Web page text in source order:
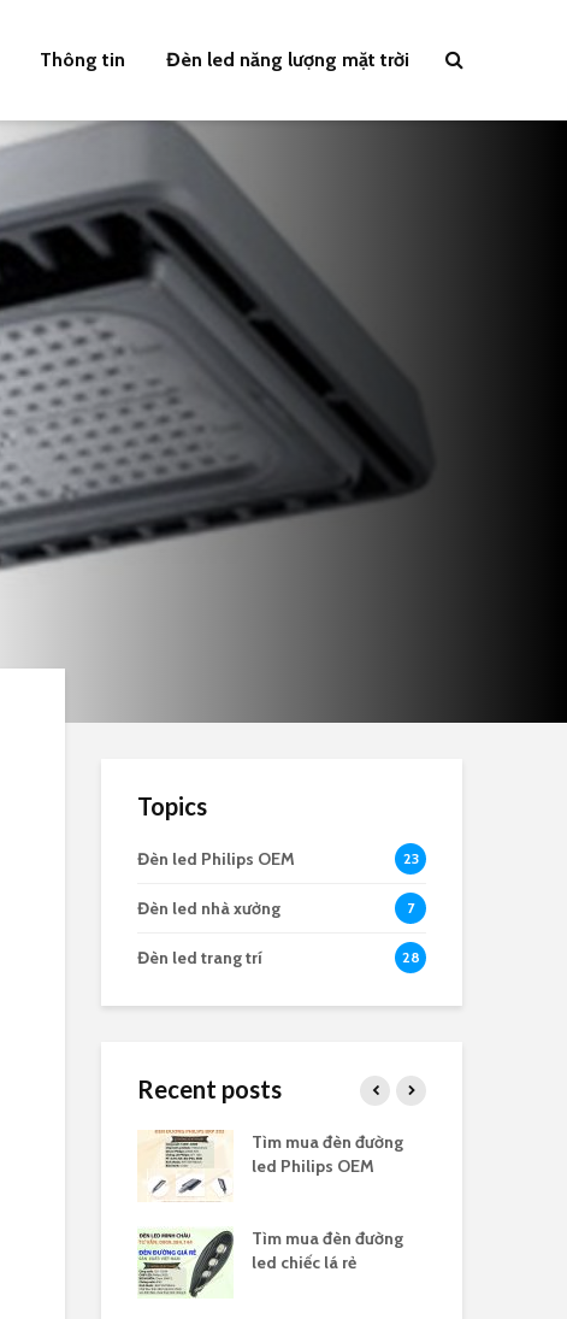
Thông tin Đèn led năng lượng mặt trời
Topics
Đèn led Philips OEM 23
Đèn led nhà xưởng 7
Đèn led trang trí 28
Recent posts
Tìm mua đèn đường
led Philips OEM
Tìm mua đèn đường
led chiếc lá rẻ